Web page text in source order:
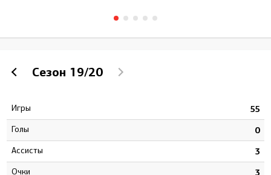
Сезон 19/20
Игры 55
Голы 0
Ассисты 3
Очки 3